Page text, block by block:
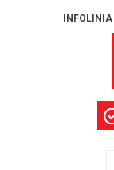
INFOLINIA